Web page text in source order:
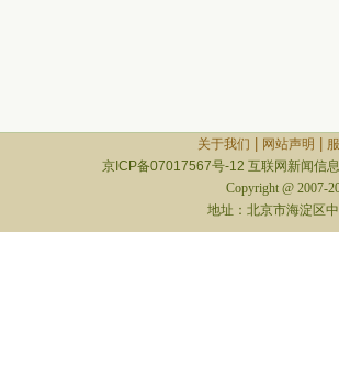
关于我们 网站声明
京ICP备07017567号-12 互联网新闻信
Copyright @ 2007-
地址：北京市海淀区